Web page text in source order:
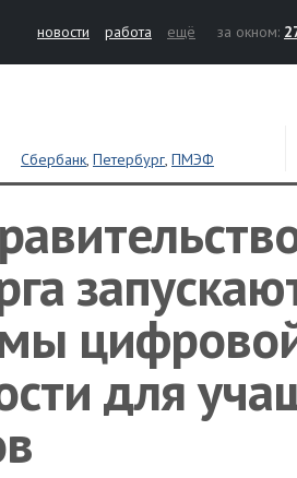
новости работа ещё за окном:
Сбербанк, Петербург, ПМЭФ
для